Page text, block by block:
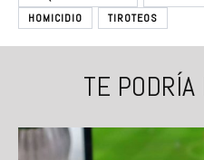
HOMICIDIO
TIROTEOS
TE